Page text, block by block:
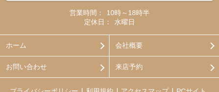
営業時間：
10時～18時半
定休日：
水曜日
ホーム 会社概要
お問い合わせ 来店予約